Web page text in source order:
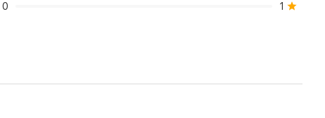
جرامًا)
1
0